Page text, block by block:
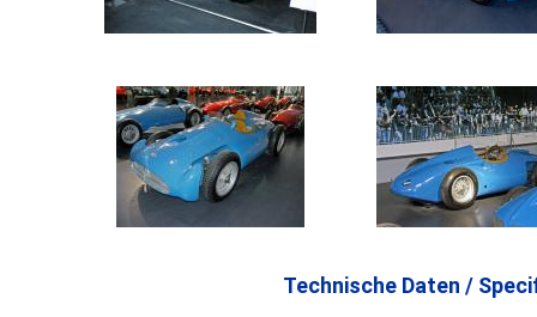
Technische Daten /